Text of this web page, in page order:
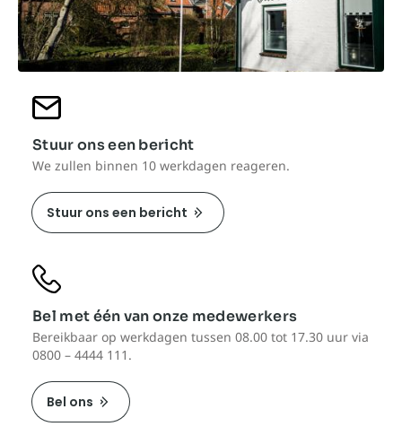
Stuur ons een bericht
We zullen binnen 10 werkdagen reageren.
Stuur ons een bericht
Bel met één van onze medewerkers
Bereikbaar op werkdagen tussen 08.00 tot 17.30 uur via
0800 – 4444 111.
Bel ons